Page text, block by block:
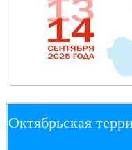
Октябрьская